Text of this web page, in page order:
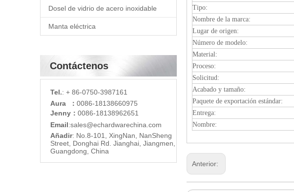
Dosel de vidrio de acero inoxidable
Manta eléctrica
Contáctenos
Tel.: + 86-0750-3987161
Aura ： 0086-18138660975
Jenny： 0086-18138962651
Email:sales@echardwarechina.com
Añadir: No.8-101, XingNan, NanSheng
Street, Donghai Rd. Jianghai, Jiangmen,
Guangdong, China
Tipo:
Nombre de la marca:
Lugar de origen:
Número de modelo:
Material:
Proceso:
Solicitud:
Acabado y tamaño:
Paquete de exportación estándar:
Entrega:
Nombre:
Anterior: